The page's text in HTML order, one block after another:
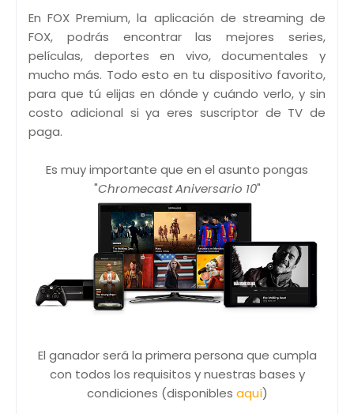
En FOX Premium, la aplicación de streaming de
FOX, podrás encontrar las mejores series,
películas, deportes en vivo, documentales y
mucho más. Todo esto en tu dispositivo favorito,
para que tú elijas en dónde y cuándo verlo, y sin
costo adicional si ya eres suscriptor de TV de
paga.
Es muy importante que en el asunto pongas
"Chromecast Aniversario 10"
El ganador será la primera persona que cumpla
con todos los requisitos y nuestras bases y
condiciones (disponibles aquí)